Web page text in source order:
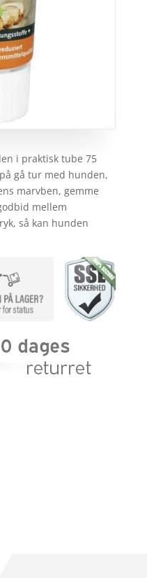
i praktisk tube 75
gå tur med hunden,
marvben, gemme
mellem
så kan hunden